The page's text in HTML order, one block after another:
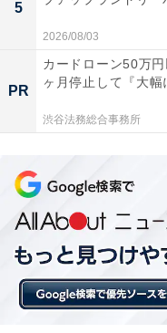
たので『ホテルの売
すると妻が怒り出し
なんでわざわざホテ
かしいの？』って言
しかしそのときは、
日は特別だろう、そ
史さん。
「ほんと、バカでし
格こそが、相手の“本
5
2026/08/03
PR
カードローン50万
ヶ月停止して『大幅
渋谷法務総合事務所